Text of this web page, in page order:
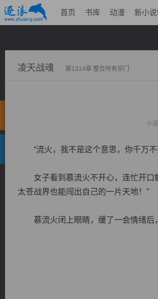
首页 书库 动漫 新小
凌天战魂 第1314章 整合所有宗门
小说
“流火，我不是这个意思，你千万不
女子看到慕流火不开心，连忙开口
太苍战界也能闯出自己的一片天地！”
慕流火闭上眼睛，缓了一会情绪后